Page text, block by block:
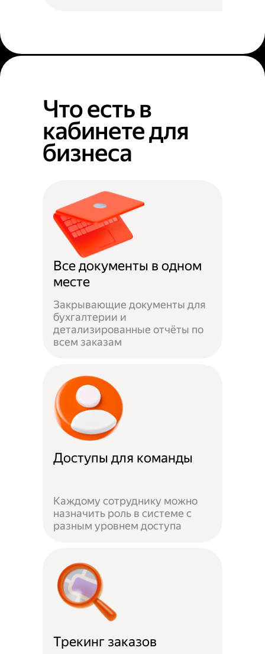
Что есть в
кабинете для
бизнеса
Все документы в одном
месте
Закрывающие документы для
бухгалтерии и
детализированные отчёты по
всем заказам
Доступы для команды
Каждому сотруднику можно
назначить роль в системе с
разным уровнем доступа
Трекинг заказов